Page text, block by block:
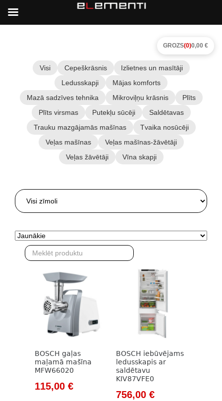
Visi Cepeškrāsnis
Izlietnes un masītāji
Ledusskapji
Mājas komforts
Mazā sadzīves tehnika
Mikroviļņu krāsnis
Plīts
Plīts virsmas
Putekļu sūcēji
Saldētavas
Trauku mazgājamās mašīnas
Tvaika nosūcēji
Veļas mašīnas
Veļas mašīnas-žāvētāji
Veļas žāvētāji
Vīna skapji
BOSCH gaļas
maļamā mašīna
MFW66020
Original
115,00 €Current
BOSCH iebūvējams
ledusskapis ar
saldētavu
KIV87VFE0
Original
756,00 €Current
GROZS(0)0,00 €